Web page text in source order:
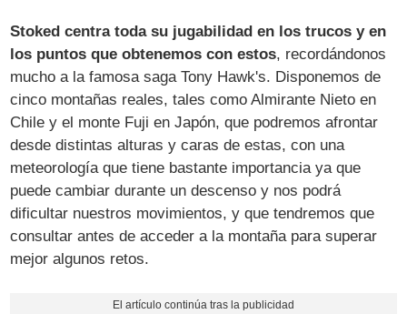
Stoked centra toda su jugabilidad en los trucos y en
los puntos que obtenemos con estos, recordándonos
mucho a la famosa saga Tony Hawk's. Disponemos de
cinco montañas reales, tales como Almirante Nieto en
Chile y el monte Fuji en Japón, que podremos afrontar
desde distintas alturas y caras de estas, con una
meteorología que tiene bastante importancia ya que
puede cambiar durante un descenso y nos podrá
dificultar nuestros movimientos, y que tendremos que
consultar antes de acceder a la montaña para superar
mejor algunos retos.